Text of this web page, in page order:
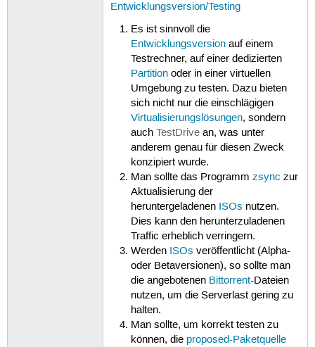
Entwicklungsversion/Testing
Es ist sinnvoll die
Entwicklungsversion auf einem
Testrechner, auf einer dedizierten
Partition oder in einer virtuellen
Umgebung zu testen. Dazu bieten
sich nicht nur die einschlägigen
Virtualisierungslösungen, sondern
auchTestDrive an, was unter
anderem genau für diesen Zweck
konzipiert wurde.
Man sollte das Programmzsync zur
Aktualisierung der
heruntergeladenen ISOs nutzen.
Dies kann den herunterzuladenen
Traffic erheblich verringern.
Werden ISOs veröffentlicht (Alpha-
oder Betaversionen), so sollte man
die angebotenen Bittorrent-Dateien
nutzen, um die Serverlast gering zu
halten.
Man sollte, um korrekt testen zu
können, die proposed-Paketquelle